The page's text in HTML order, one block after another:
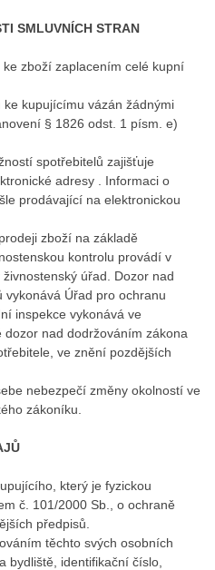
SMLUVNÍCH STRAN
zboží zaplacením celé kupní
kupujícímu vázán žádnými
§ 1826 odst. 1 písm. e)
spotřebitelů zajišťuje
adresy . Informaci o
prodávající na elektronickou
zboží na základě
kontrolu provádí v
úřad. Dozor nad
Úřad pro ochranu
inspekce vykonává ve
nad dodržováním zákona
ve znění pozdějších
nebezpečí změny okolností ve
zákoníku.
který je fyzickou
č. 101/2000 Sb., o ochraně
předpisů.
těchto svých osobních
bydliště, identifikační číslo,